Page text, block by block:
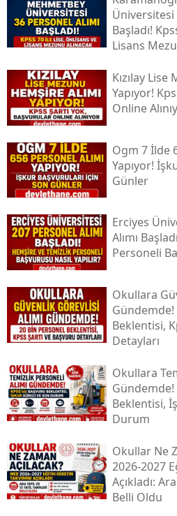
Üniversitesi
Başladı!
Lisans
Kızılay Lise
Yapıyor!
Online
Ogm 7 İlde
Yapıyor!
Günler
Erciyes
Alımı
Personeli
Okullara
Beklentisi,
Detayları
Okullara
Gündemde!
Beklentisi,
Durum
Okullar Ne
2026-2027
Açıkladı:
Belli Oldu